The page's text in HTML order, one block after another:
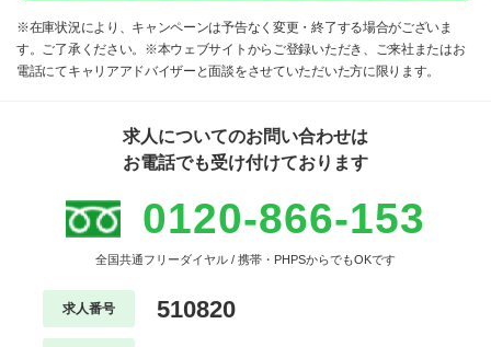
※在庫状況により、キャンペーンは予告なく変更・終了する場合がございま
す。ご了承ください。※本ウェブサイトからご登録いただき、ご来社またはお
電話にてキャリアアドバイザーと面談をさせていただいた方に限ります。
求人についてのお問い合わせは
お電話でも受け付けております
0120-866-153
全国共通フリーダイヤル / 携帯・PHPSからでもOKです
求人番号 510820